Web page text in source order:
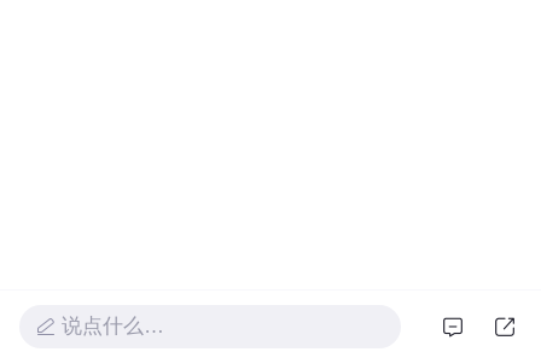
说点什么…